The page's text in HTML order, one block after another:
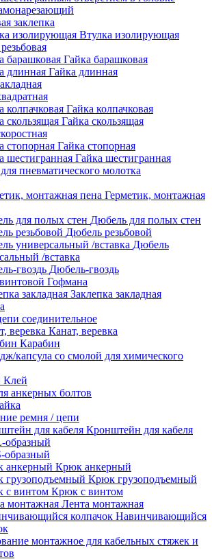
заклепка
Втулка изолирующая
Гайка барашковая
Гайка длинная
Гайка колпачковая
Гайка скользящая
Гайка стопорная
Гайка шестигранная
пневматического молотка
Герметик, монтажная
Дюбель для полых стен
Дюбель резьбовой
Дюбель
/вставка
Дюбель-гвоздь
Гофмана
Заклепка закладная
соединительное
Канат, веревка
Карабин
капсула со смолой для химического
Клей
анкерных болтов
ремня / цепи
Кронштейн для кабеля
Крюк анкерный
Крюк грузоподъемный
Крюк с винтом
Лента монтажная
Навинчивающийся